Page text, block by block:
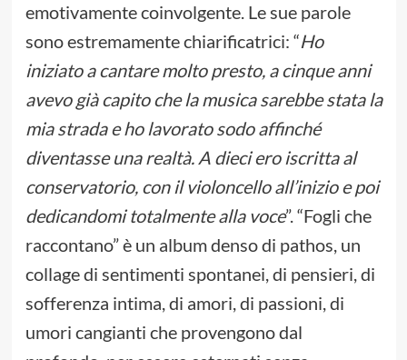
emotivamente coinvolgente. Le sue parole
sono estremamente chiarificatrici: “Ho
iniziato a cantare molto presto, a cinque anni
avevo già capito che la musica sarebbe stata la
mia strada e ho lavorato sodo affinché
diventasse una realtà. A dieci ero iscritta al
conservatorio, con il violoncello all’inizio e poi
dedicandomi totalmente alla voce”. “Fogli che
raccontano” è un album denso di pathos, un
collage di sentimenti spontanei, di pensieri, di
sofferenza intima, di amori, di passioni, di
umori cangianti che provengono dal